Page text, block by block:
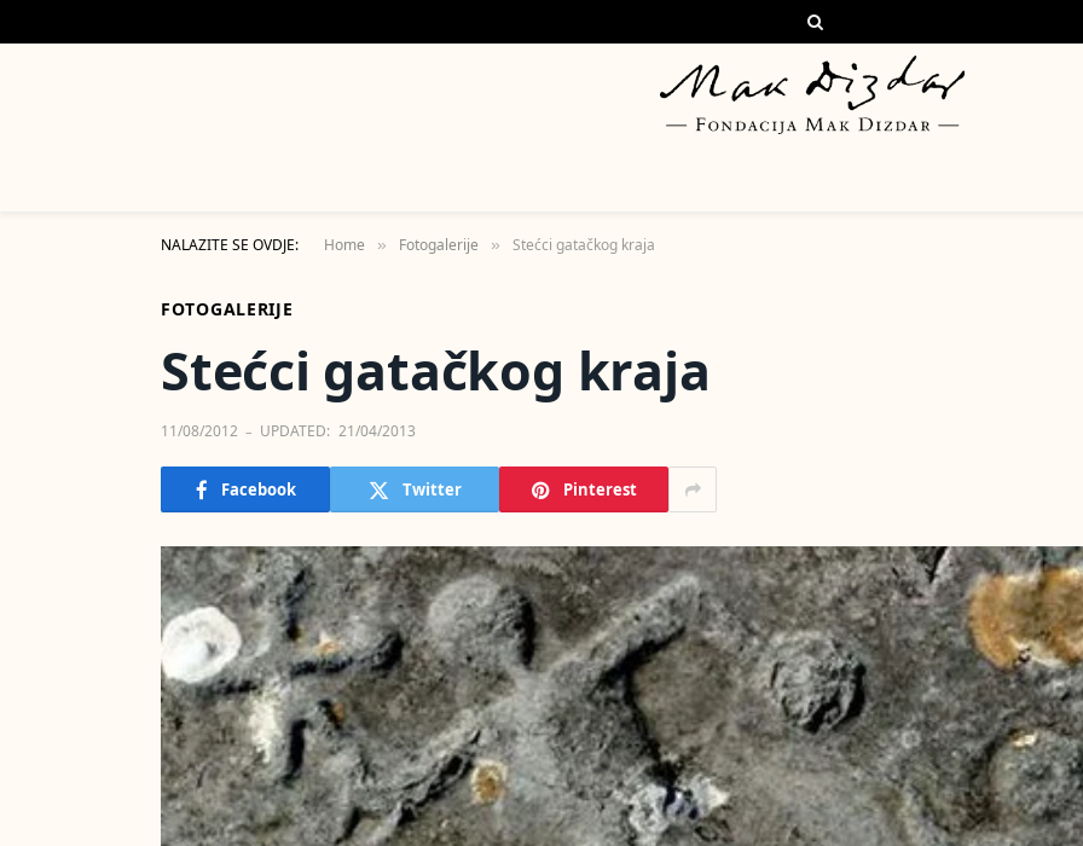
NALAZITE SE OVDJE: Home » Fotogalerije » Stećci gatačkog kraja
FOTOGALERIJE
Stećci gatačkog kraja
11/08/2012 UPDATED: 21/04/2013
Facebook Twitter Pinterest